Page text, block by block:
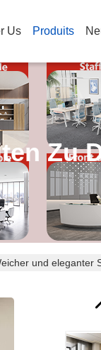
Us Produits
Zu
und